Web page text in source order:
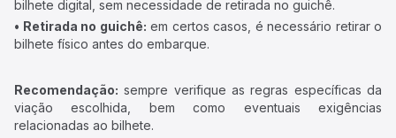
bilhete digital, sem necessidade de retirada no guichê.
• Retirada no guichê: em certos casos, é necessário retirar o
bilhete físico antes do embarque.
Recomendação: sempre verifique as regras específicas da
viação escolhida, bem como eventuais exigências
relacionadas ao bilhete.